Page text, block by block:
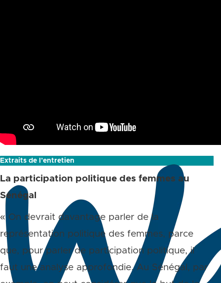
Extraits de l’entretien
La participation politique des femmes au
Sénégal
« On devrait davantage parler de la
représentation politique des femmes, parce
que, pour parler de participation politique, il
faut une analyse approfondie. Au Sénégal, par